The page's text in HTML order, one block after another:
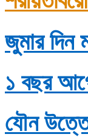
জুমার দিন
১ বছর
যৌন